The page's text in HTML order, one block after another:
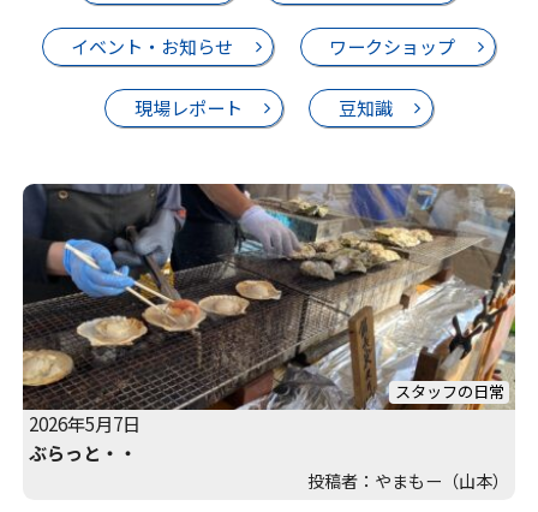
イベント・お知らせ ワークショップ
現場レポート 豆知識
2026年5月7日
スタッフの日常
ぶらっと・・
投稿者：やまもー（山本）